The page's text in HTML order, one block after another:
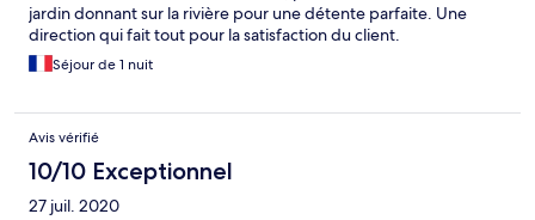
jardin donnant sur la rivière pour une détente parfaite. Une
direction qui fait tout pour la satisfaction du client.
Séjour de 1 nuit
Avis vérifié
10/10 Exceptionnel
27 juil. 2020